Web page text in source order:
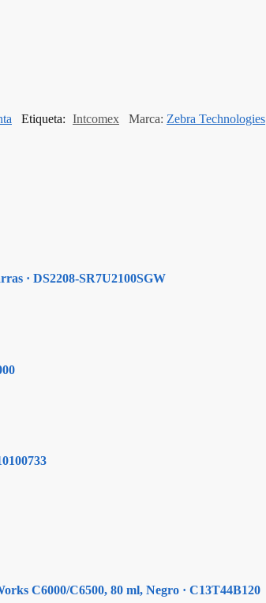
Etiqueta: Intcomex Marca: Zebra Technologies
· DS2208-SR7U2100SGW
C6000/C6500, 80 ml, Negro · C13T44B120